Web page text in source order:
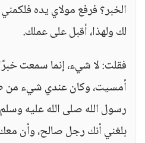
الخبر؟ فرفع مولاي يده
لك ولهذا، أقبل على عملك.
فقلت: لا شيء، إنما سمعت
أمسيت، وكان عندي شيء من
رسول الله صلى الله عليه
بلغني أنك رجل صالح، وأن